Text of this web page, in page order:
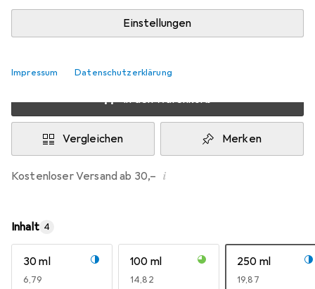
Einstellungen
Impressum Datenschutzerklärung
Benachrichtigen, wenn schneller verfügbar
In den Warenkorb
Vergleichen Merken
Kostenloser Versand ab 30,– i
Inhalt 4
30 ml
EUR
6,79
100 ml
EUR
14,82
250 ml
EUR
19,87